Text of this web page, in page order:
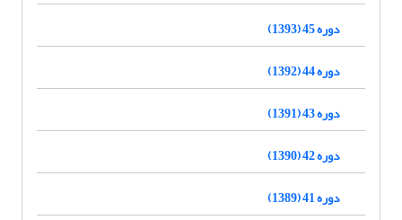
دوره 45 (1393)
دوره 44 (1392)
دوره 43 (1391)
دوره 42 (1390)
دوره 41 (1389)